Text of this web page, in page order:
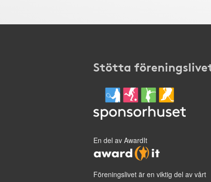
Stötta
En del av AwardIt
Föreningslivet är en viktig del av vårt